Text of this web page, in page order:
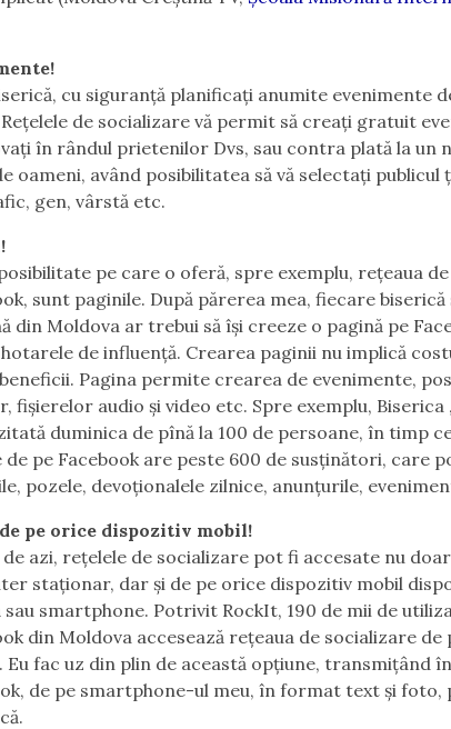
cu siguranță planificați anumite evenimente
de socializare vă permit să creați gratuit
în rândul prietenilor Dvs, sau contra plată la un
oameni, având posibilitatea să vă selectați publicul
gen, vârstă etc.
pe care o oferă, spre exemplu, rețeaua
sunt paginile. După părerea mea, fiecare
din Moldova ar trebui să își creeze o pagină pe
de influență. Crearea paginii nu implică
Pagina permite crearea de evenimente,
fișierelor audio și video etc. Spre exemplu, Biserica
duminica de pînă la 100 de persoane, în timp
de pe Facebook are peste 600 de susținători, care
pozele, devoționalele zilnice, anunțurile,
pe orice dispozitiv mobil!
azi, rețelele de socializare pot fi accesate nu
staționar, dar și de pe orice dispozitiv mobil
sau smartphone. Potrivit RockIt, 190 de mii de
din Moldova accesează rețeaua de socializare de
Eu fac uz din plin de această opțiune, transmițând
de pe smartphone-ul meu, în format text și foto,